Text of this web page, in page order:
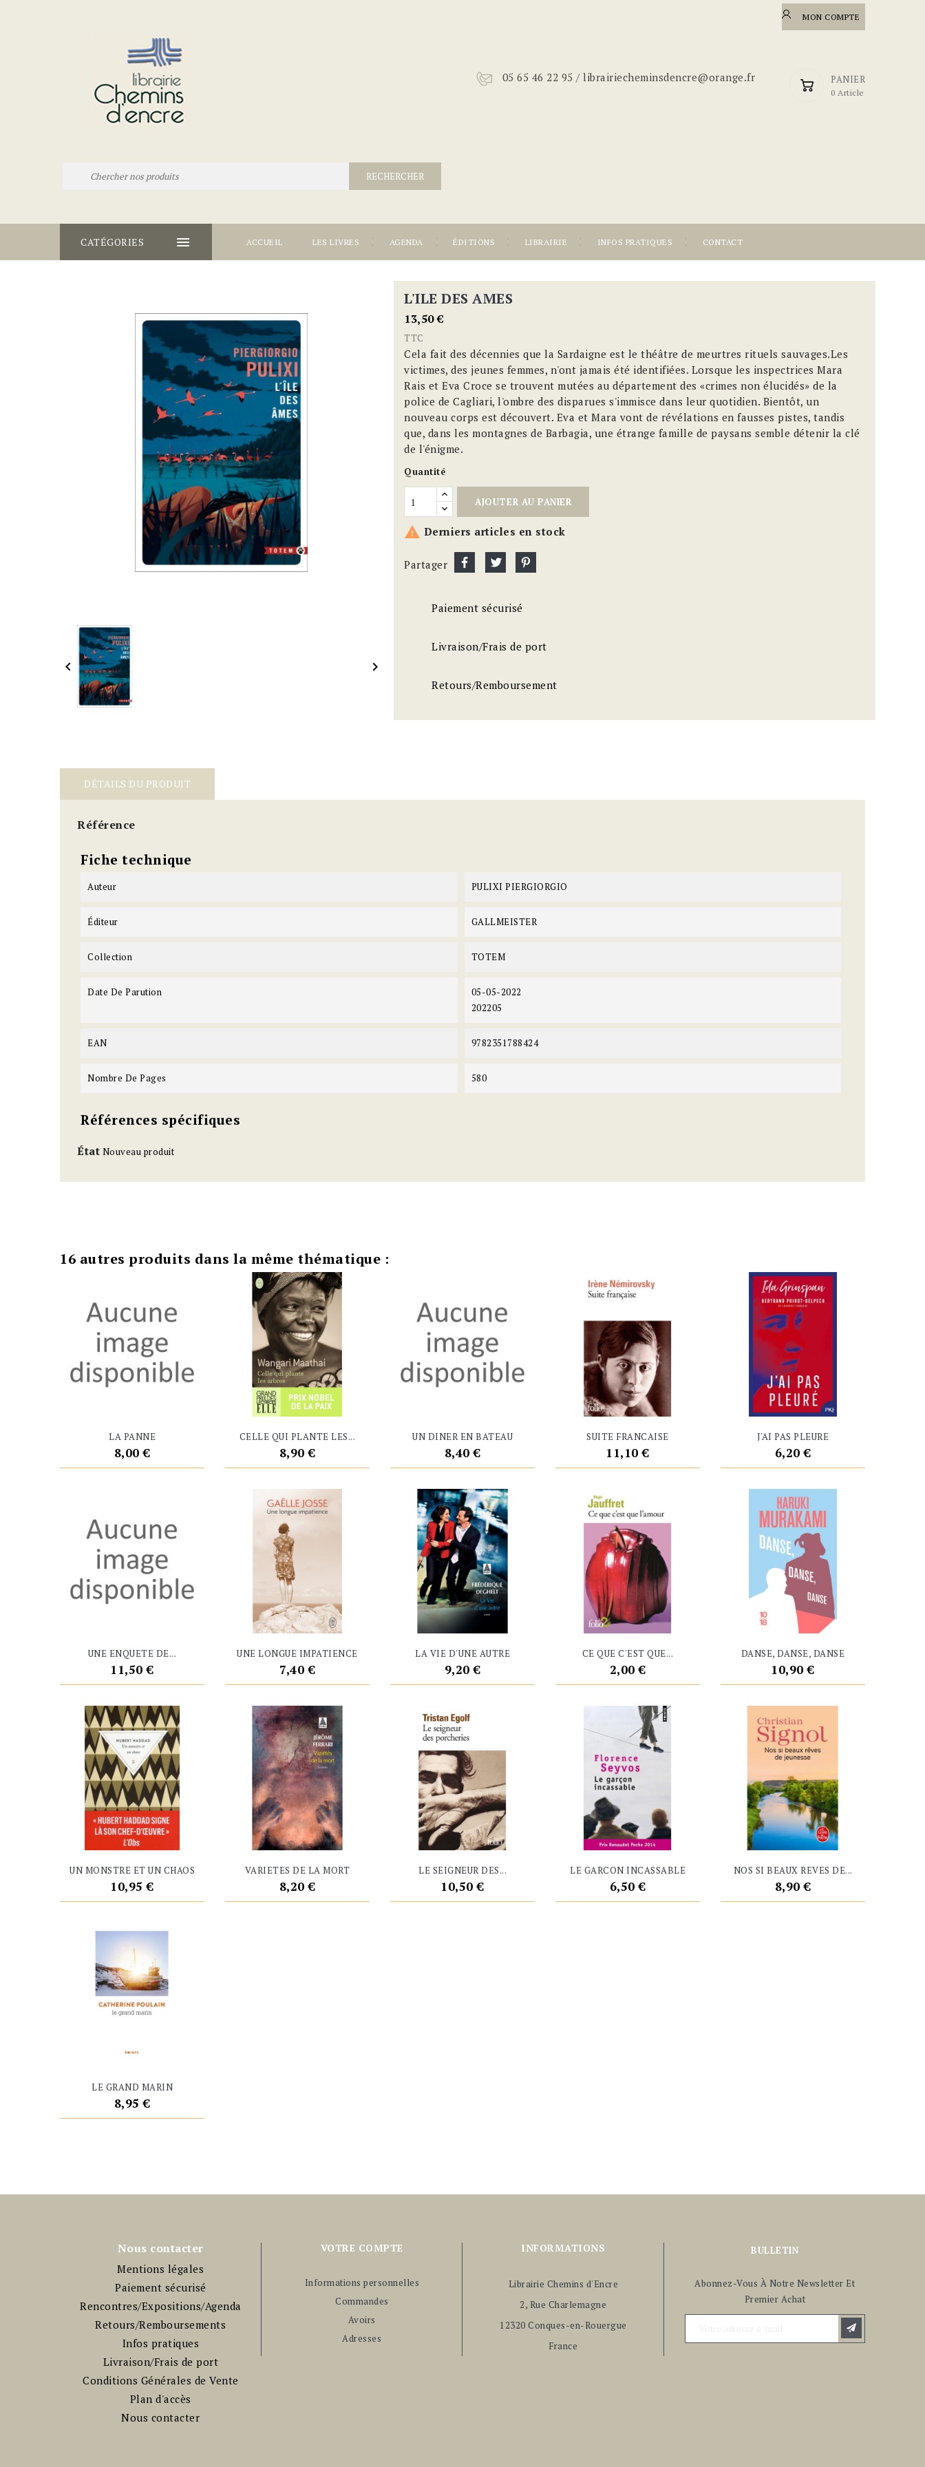
MON COMPTE
PANIER
0 Article
05 65 46 22 95 / librairiecheminsdencre@orange.fr
RECHERCHER

CATÉGORIES ACCUEIL LES LIVRES AGENDA ÉDITIONS LIBRAIRIE INFOS PRATIQUES CONTACT
 
L'ILE DES AMES
13,50 €
TTC
Cela fait des décennies que la Sardaigne est le théâtre de meurtres rituels sauvages.Les
victimes, des jeunes femmes, n'ont jamais été identifiées. Lorsque les inspectrices Mara
Rais et Eva Croce se trouvent mutées au département des «crimes non élucidés» de la
police de Cagliari, l'ombre des disparues s'immisce dans leur quotidien. Bientôt, un
nouveau corps est découvert. Eva et Mara vont de révélations en fausses pistes, tandis
que, dans les montagnes de Barbagia, une étrange famille de paysans semble détenir la clé
de l'énigme.
Quantité
AJOUTER AU PANIER
 Derniers articles en stock
Partager
Paiement sécurisé
Livraison/Frais de port
Retours/Remboursement
DÉTAILS DU PRODUIT
Référence
Fiche technique
Auteur PULIXI PIERGIORGIO
Éditeur GALLMEISTER
Collection TOTEM
Date De Parution
05-05-2022
202205
EAN 9782351788424
Nombre De Pages 580
Références spécifiques
État Nouveau produit
16 autres produits dans la même thématique :
LA PANNE
Prix
8,00 €
CELLE QUI PLANTE LES...
Prix
8,90 €
UN DINER EN BATEAU
Prix
8,40 €
SUITE FRANCAISE
Prix
11,10 €
J'AI PAS PLEURE
Prix
6,20 €
UNE ENQUETE DE...
Prix
11,50 €
UNE LONGUE IMPATIENCE
Prix
7,40 €
LA VIE D'UNE AUTRE
Prix
9,20 €
CE QUE C'EST QUE...
Prix
2,00 €
DANSE, DANSE, DANSE
Prix
10,90 €
UN MONSTRE ET UN CHAOS
Prix
10,95 €
VARIETES DE LA MORT
Prix
8,20 €
LE SEIGNEUR DES...
Prix
10,50 €
LE GARCON INCASSABLE
Prix
6,50 €
NOS SI BEAUX REVES DE...
Prix
8,90 €
LE GRAND MARIN
Prix
8,95 €
Nous contacter
Mentions légales
Paiement sécurisé
Rencontres/Expositions/Agenda
Retours/Remboursements
Infos pratiques
Livraison/Frais de port
Conditions Générales de Vente
Plan d'accès
Nous contacter
VOTRE COMPTE
Informations personnelles
Commandes
Avoirs
Adresses
INFORMATIONS
Librairie Chemins d'Encre
2, Rue Charlemagne
12320 Conques-en-Rouergue
France
BULLETIN
Abonnez-Vous À Notre Newsletter Et
Premier Achat